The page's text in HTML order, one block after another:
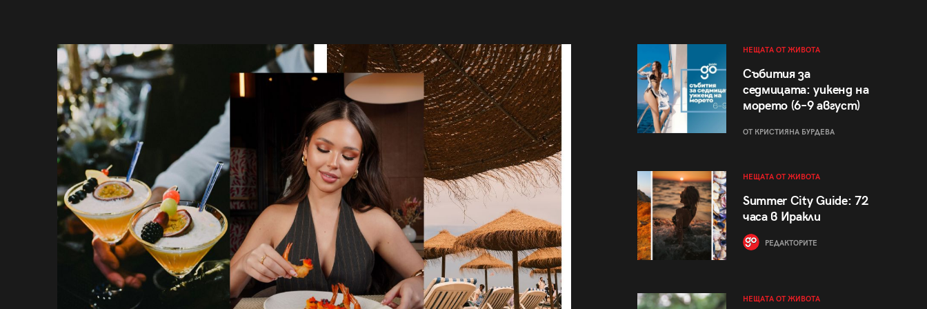
НЕЩАТА ОТ ЖИВОТА
Събития за
седмицата: уикенд на
морето (6–9 август)
ОТ КРИСТИЯНА БУРДЕВА
НЕЩАТА ОТ ЖИВОТА
Summer City Guide: 72
часа в Иракли
РЕДАКТОРИТЕ
НЕЩАТА ОТ ЖИВОТА